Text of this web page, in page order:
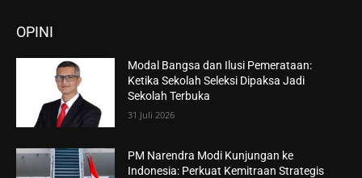
OPINI
Modal Bangsa dan Ilusi Pemerataan:
Ketika Sekolah Seleksi Dipaksa Jadi
Sekolah Terbuka
31 Juli 2026
PM Narendra Modi Kunjungan ke
Indonesia: Perkuat Kemitraan Strategis